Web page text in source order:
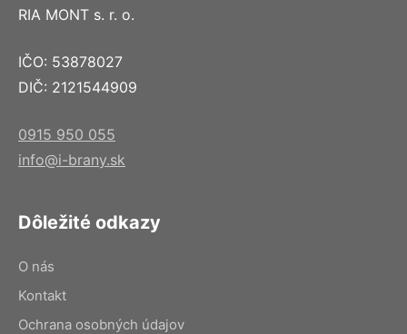
RIA MONT s. r. o.
IČO: 53878027
DIČ: 2121544909
0915 950 055
info@i-brany.sk
Dôležité odkazy
O nás
Kontakt
Ochrana osobných údajov